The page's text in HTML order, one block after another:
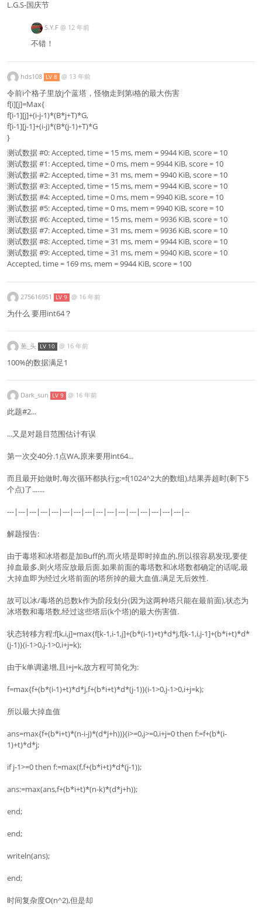
L.G.S-国庆节
S.Y.F @ 12 年前
不错！
hds108 LV 8 @ 13 年前
令前i个格子里放j个蓝塔，怪物走到第i格的最大伤害
f[i][j]=Max{
f[i-1][j]+(i-j-1)*(B*j+T)*G,
f[i-1][j-1]+(i-j)*(B*(j-1)+T)*G
}
测试数据 #0: Accepted, time = 15 ms, mem = 9944 KiB, score = 10
测试数据 #1: Accepted, time = 0 ms, mem = 9944 KiB, score = 10
测试数据 #2: Accepted, time = 31 ms, mem = 9940 KiB, score = 10
测试数据 #3: Accepted, time = 15 ms, mem = 9944 KiB, score = 10
测试数据 #4: Accepted, time = 0 ms, mem = 9940 KiB, score = 10
测试数据 #5: Accepted, time = 0 ms, mem = 9940 KiB, score = 10
测试数据 #6: Accepted, time = 15 ms, mem = 9936 KiB, score = 10
测试数据 #7: Accepted, time = 31 ms, mem = 9936 KiB, score = 10
测试数据 #8: Accepted, time = 31 ms, mem = 9944 KiB, score = 10
测试数据 #9: Accepted, time = 31 ms, mem = 9940 KiB, score = 10
Accepted, time = 169 ms, mem = 9944 KiB, score = 100
275616951 LV 9 @ 16 年前
为什么 要用int64？
葱_头 LV 10 @ 16 年前
100%的数据满足1
Dark_sun LV 9 @ 16 年前
此题#2...
...又是对题目范围估计有误
第一次交40分.1点WA,原来要用int64...
而且最开始做时,每次循环都执行g:=f(1024^2大的数组),结果弄超时(剩下5
个点)了.......
---|---|---|---|---|---|---|---|---|---|---|---|---|---|---|---|--
解题报告:
由于毒塔和冰塔都是加Buff的,而火塔是即时掉血的,所以很容易发现,要使
掉血最多,则火塔应放最后面.如果前面的毒塔数和冰塔数都确定的话呢,最
大掉血即为经过火塔前面的塔所掉的最大血值,满足无后效性.
故可以冰/毒塔的总数k作为阶段划分(因为这两种塔只能在最前面),状态为
冰塔数和毒塔数,经过这些塔后(k个塔)的最大伤害值.
状态转移方程:f[k,i,j]=max{f[k-1,i-1,j]+(b*(i-1)+t)*d*j,f[k-1,i,j-1]+(b*i+t)*d*
(j-1)}(i-1>0,j-1>0,i+j=k);
由于k单调递增,且i+j=k,故方程可简化为:
f=max{f+(b*(i-1)+t)*d*j,f+(b*i+t)*d*(j-1)}(i-1>0,j-1>0,i+j=k);
所以最大掉血值
ans=max{f+(b*i+t)*(n-i-j)*(d*j+h))}(i>=0,j>=0,i+j=0 then f:=f+(b*(i-
1)+t)*d*j;
if j-1>=0 then f:=max(f,f+(b*i+t)*d*(j-1));
ans:=max(ans,f+(b*i+t)*(n-k)*(d*j+h));
end;
end;
writeln(ans);
end;
时间复杂度O(n^2),但是却